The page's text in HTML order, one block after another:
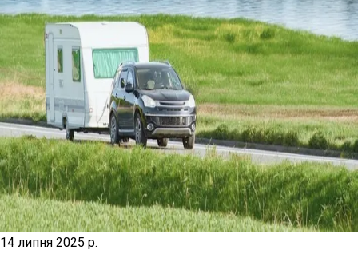
14 липня 2025 р.